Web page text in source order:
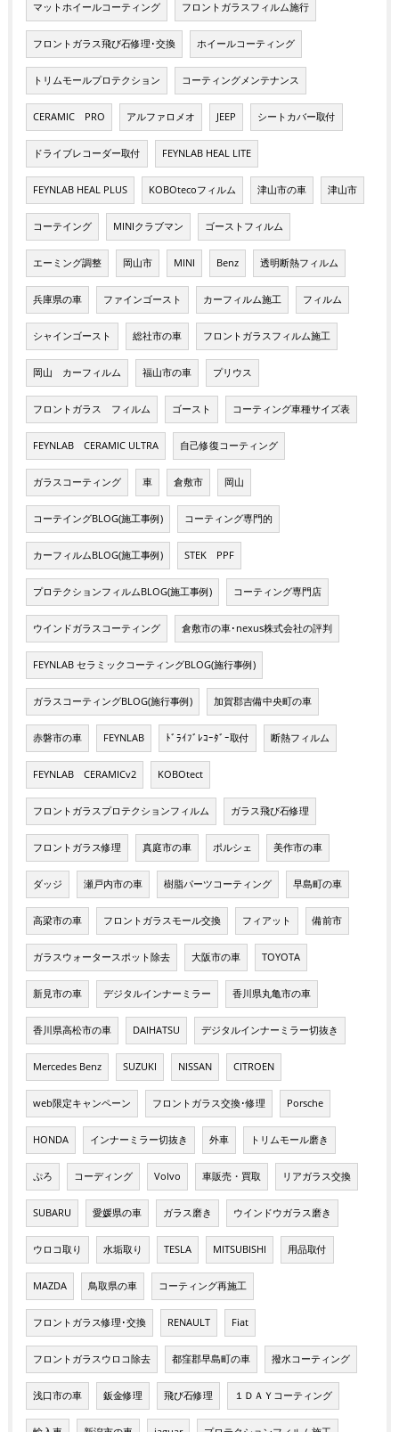
マットホイールコーティング フロントガラスフィルム施行
フロントガラス飛び石修理･交換 ホイールコーティング
トリムモールプロテクション コーティングメンテナンス
CERAMIC PRO アルファロメオ JEEP シートカバー取付
ドライブレコーダー取付 FEYNLAB HEAL LITE
FEYNLAB HEAL PLUS KOBOtecoフィルム 津山市の車 津山市
コーテイング MINIクラブマン ゴーストフィルム
エーミング調整 岡山市 MINI Benz 透明断熱フィルム
兵庫県の車 ファインゴースト カーフィルム施工 フィルム
シャインゴースト 総社市の車 フロントガラスフィルム施工
岡山 カーフィルム 福山市の車 プリウス
フロントガラス フィルム ゴースト コーティング車種サイズ表
FEYNLAB CERAMIC ULTRA 自己修復コーティング
ガラスコーティング 車 倉敷市 岡山
コーテイングBLOG(施工事例) コーティング専門的
カーフィルムBLOG(施工事例) STEK PPF
プロテクションフィルムBLOG(施工事例) コーティング専門店
ウインドガラスコーティング 倉敷市の車･nexus株式会社の評判
FEYNLAB セラミックコーティングBLOG(施行事例)
ガラスコーティングBLOG(施行事例) 加賀郡吉備中央町の車
赤磐市の車 FEYNLAB ﾄﾞﾗｲﾌﾞﾚｺｰﾀﾞｰ取付 断熱フィルム
FEYNLAB CERAMICv2 KOBOtect
フロントガラスプロテクションフィルム ガラス飛び石修理
フロントガラス修理 真庭市の車 ポルシェ 美作市の車
ダッジ 瀬戸内市の車 樹脂パーツコーティング 早島町の車
高梁市の車 フロントガラスモール交換 フィアット 備前市
ガラスウォータースポット除去 大阪市の車 TOYOTA
新見市の車 デジタルインナーミラー 香川県丸亀市の車
香川県高松市の車 DAIHATSU デジタルインナーミラー切抜き
Mercedes Benz SUZUKI NISSAN CITROEN
web限定キャンペーン フロントガラス交換･修理 Porsche
HONDA インナーミラー切抜き 外車 トリムモール磨き
ぷろ コーディング Volvo 車販売・買取 リアガラス交換
SUBARU 愛媛県の車 ガラス磨き ウインドウガラス磨き
ウロコ取り 水垢取り TESLA MITSUBISHI 用品取付
MAZDA 鳥取県の車 コーティング再施工
フロントガラス修理･交換 RENAULT Fiat
フロントガラスウロコ除去 都窪郡早島町の車 撥水コーティング
浅口市の車 鈑金修理 飛び石修理 １ＤＡＹコーティング